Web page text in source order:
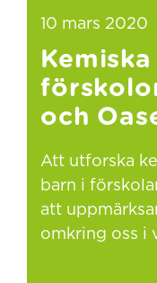
10 mars 2020
och
Att utforska
barn i
att
omkring oss i